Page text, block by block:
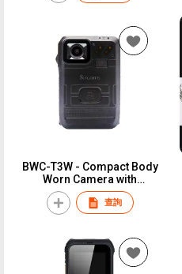
BWC-T3W - Compact Body
Worn Camera with
Extended Battery Life
查詢